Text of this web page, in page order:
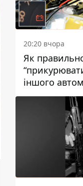
20:20 вчора
Як
іншого
інструкція